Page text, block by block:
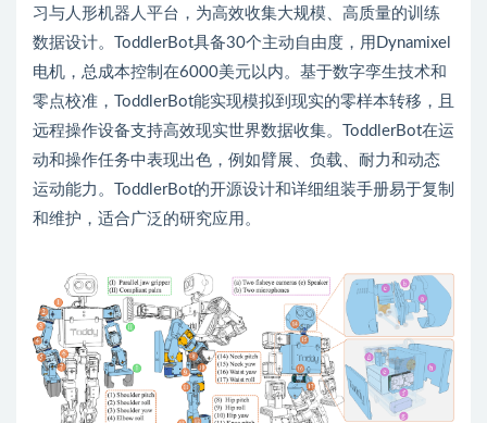
习与人形机器人平台，为高效收集大规模、高质量的训练
数据设计。ToddlerBot具备30个主动自由度，用Dynamixel
电机，总成本控制在6000美元以内。基于数字孪生技术和
零点校准，ToddlerBot能实现模拟到现实的零样本转移，且
远程操作设备支持高效现实世界数据收集。ToddlerBot在运
动和操作任务中表现出色，例如臂展、负载、耐力和动态
运动能力。ToddlerBot的开源设计和详细组装手册易于复制
和维护，适合广泛的研究应用。